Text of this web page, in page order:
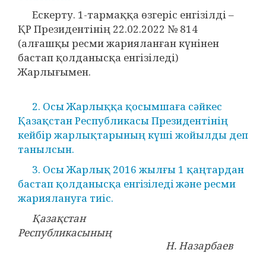
Ескерту. 1-тармаққа өзгеріс енгізілді –
ҚР Президентінің 22.02.2022 № 814
(алғашқы ресми жарияланған күнінен
бастап қолданысқа енгізіледі)
Жарлығымен.
2. Осы Жарлыққа қосымшаға сәйкес
Қазақстан Республикасы Президентінің
кейбір жарлықтарының күші жойылды деп
танылсын.
3. Осы Жарлық 2016 жылғы 1 қаңтардан
бастап қолданысқа енгiзiледi және ресми
жариялануға тиіс.
Қазақстан
Республикасының
Н. Назарбаев